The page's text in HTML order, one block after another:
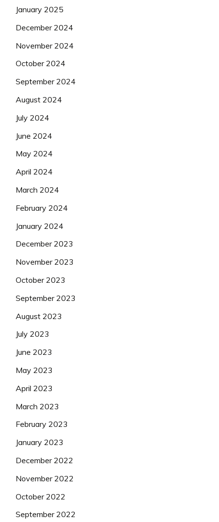
January 2025
December 2024
November 2024
October 2024
September 2024
August 2024
July 2024
June 2024
May 2024
April 2024
March 2024
February 2024
January 2024
December 2023
November 2023
October 2023
September 2023
August 2023
July 2023
June 2023
May 2023
April 2023
March 2023
February 2023
January 2023
December 2022
November 2022
October 2022
September 2022